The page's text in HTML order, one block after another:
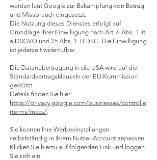
werden laut Google zur Bekämpfung von Betrug
und Missbrauch eingesetzt.
Die Nutzung dieses Dienstes erfolgt auf
Grundlage Ihrer Einwilligung nach Art. 6 Abs. 1 lit.
a DSGVO und 25 Abs. 1 TTDSG. Die Einwilligung
ist jederzeit widerrufbar.
Die Datenübertragung in die USA wird auf die
Standardvertragsklauseln der EU-Kommission
gestützt.
Details finden Sie hier:
https://privacy.google.com/businesses/controlle
rterms/mccs/.
Sie können Ihre Werbeeinstellungen
selbstständig in Ihrem Nutzer-Account anpassen.
Klicken Sie hierzu auf folgenden Link und loggen
Sie sich ein: